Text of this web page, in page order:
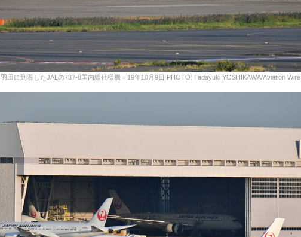
羽田に到着したJALの787-8国内線仕様機＝19年10月9日 PHOTO: Tadayuki YOSHIKAWA/Aviation Wire